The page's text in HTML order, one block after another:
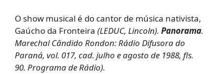
O show musical é do cantor de música nativista,
Gaúcho da Fronteira (LEDUC, Lincoln). Panorama.
Marechal Cândido Rondon: Rádio Difusora do
Paraná, vol. 017, cad. julho e agosto de 1988, fls.
90. Programa de Rádio).